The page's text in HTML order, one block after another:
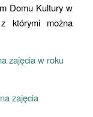
Domu Kultury w
którymi można
zajęcia w roku
zajęcia